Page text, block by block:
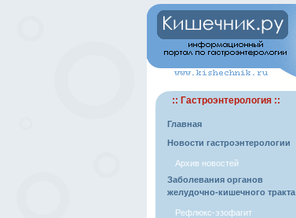
:: Гастроэнтерология ::
Главная
Новости гастроэнтерологии
Архив новостей
Заболевания органов
желудочно-кишечного тракта
Рефлюкс-эзофагит